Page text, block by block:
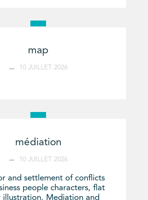
map
10 JUILLET 2026
médiation
10 JUILLET 2026
and settlement of conflicts
people characters, flat
illustration. Mediation and